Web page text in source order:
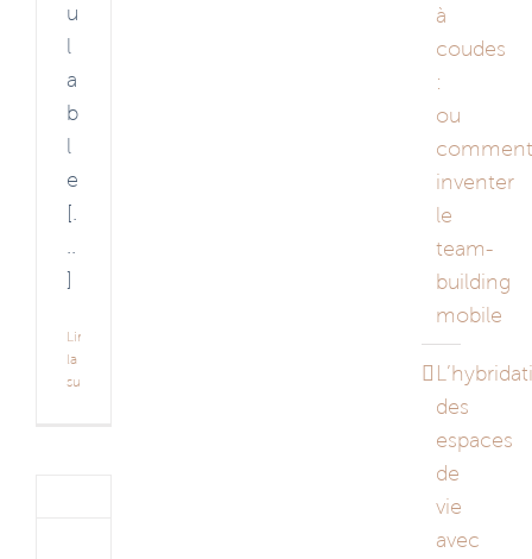
u
l
a
b
l
e
[.
..
]
Lire
la
suite
à
coudes
:
ou
comment
inventer
le
team-
building
mobile
des
espaces
de
vie
avec